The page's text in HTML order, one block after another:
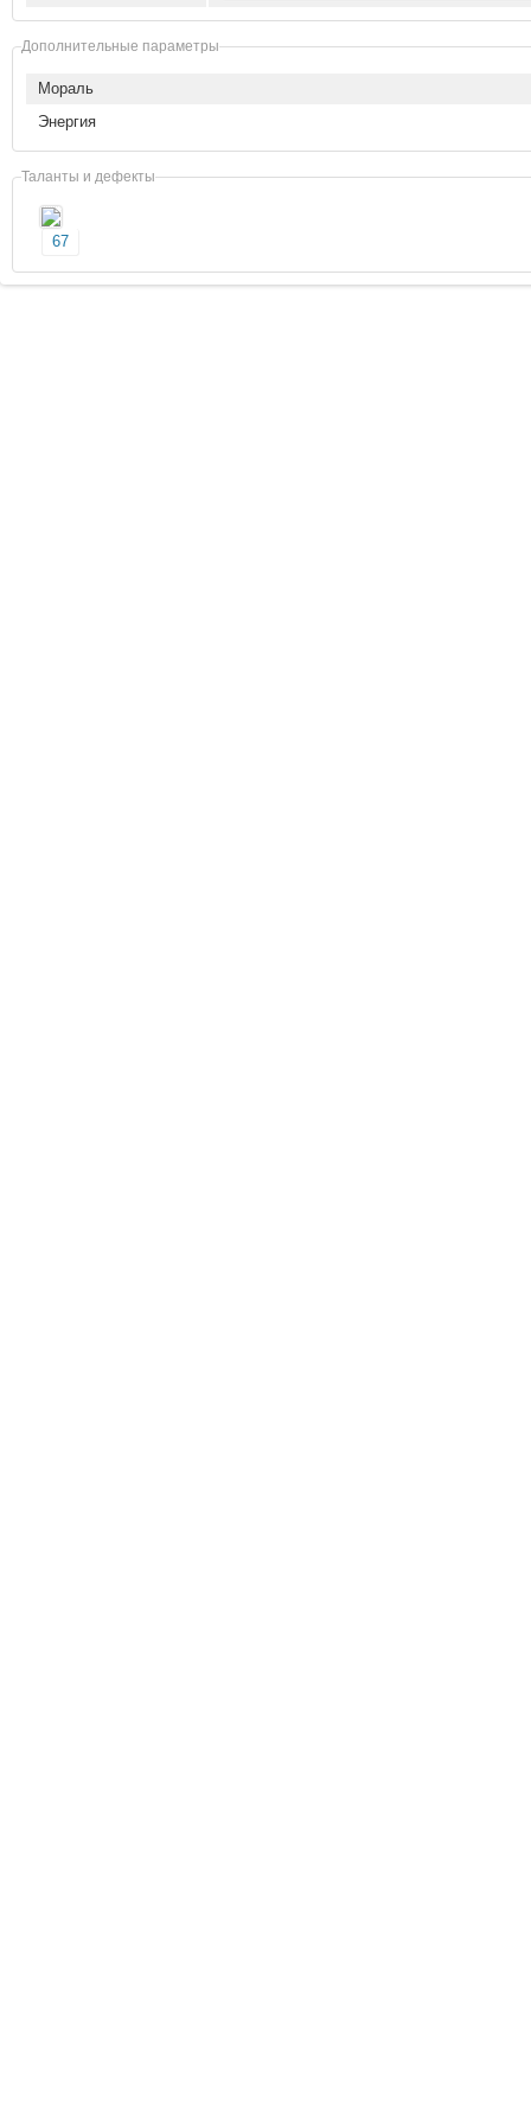
Дополнительные параметры
Мораль
Энергия
Таланты и дефекты
67